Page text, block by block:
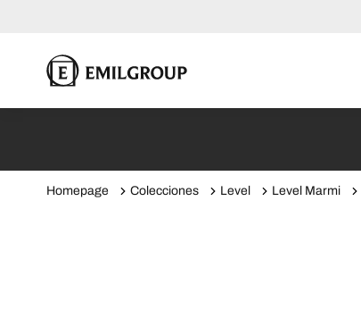
Homepage Colecciones Level Level Marmi